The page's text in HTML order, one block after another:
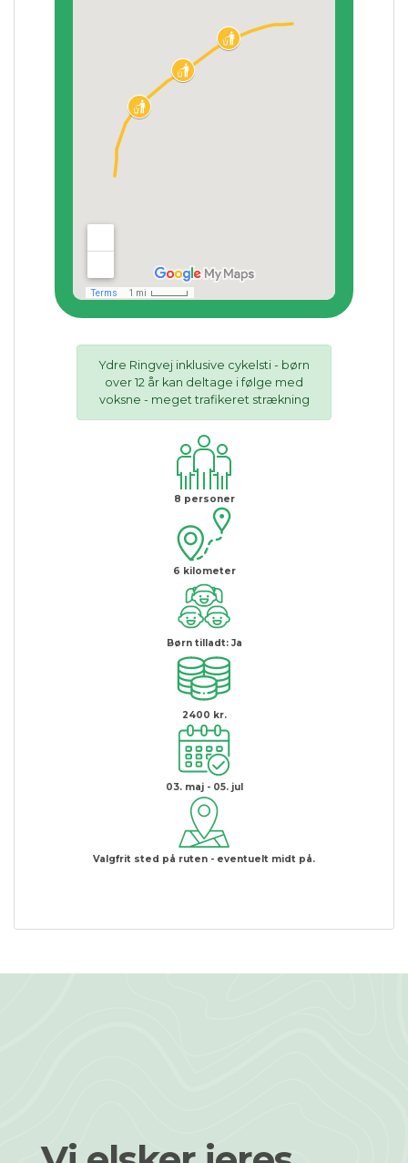
Ydre Ringvej inklusive cykelsti - børn
over 12 år kan deltage i følge med
voksne - meget trafikeret strækning
8 personer
6 kilometer
Børn tilladt: Ja
2400 kr.
03. maj - 05. jul
Valgfrit sted på ruten - eventuelt midt på.